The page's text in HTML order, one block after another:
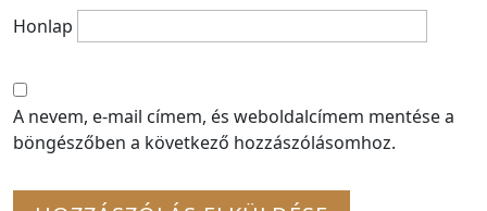
Honlap
A nevem, e-mail címem, és weboldalcímem mentése a
böngészőben a következő hozzászólásomhoz.